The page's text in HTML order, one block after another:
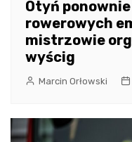
Otyń
rowerowych
mistrzowie
wyścig
Marcin Orłowski